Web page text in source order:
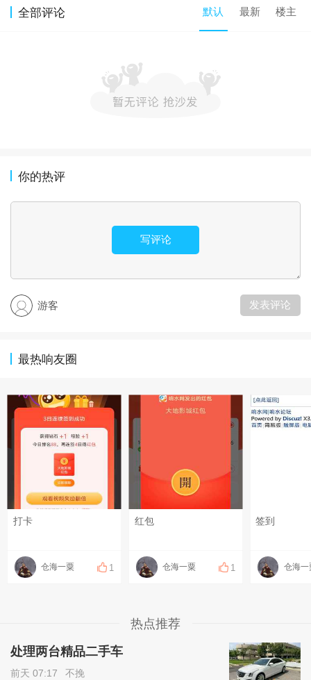
全部评论 默认 最新 楼主
你的热评
写评论
游客 发表评论
最热响友圈
打卡
仓海一粟 1
红包
仓海一粟 1
签到
仓海一
热点推荐
处理两台精品二手车
前天 07:17 不挽